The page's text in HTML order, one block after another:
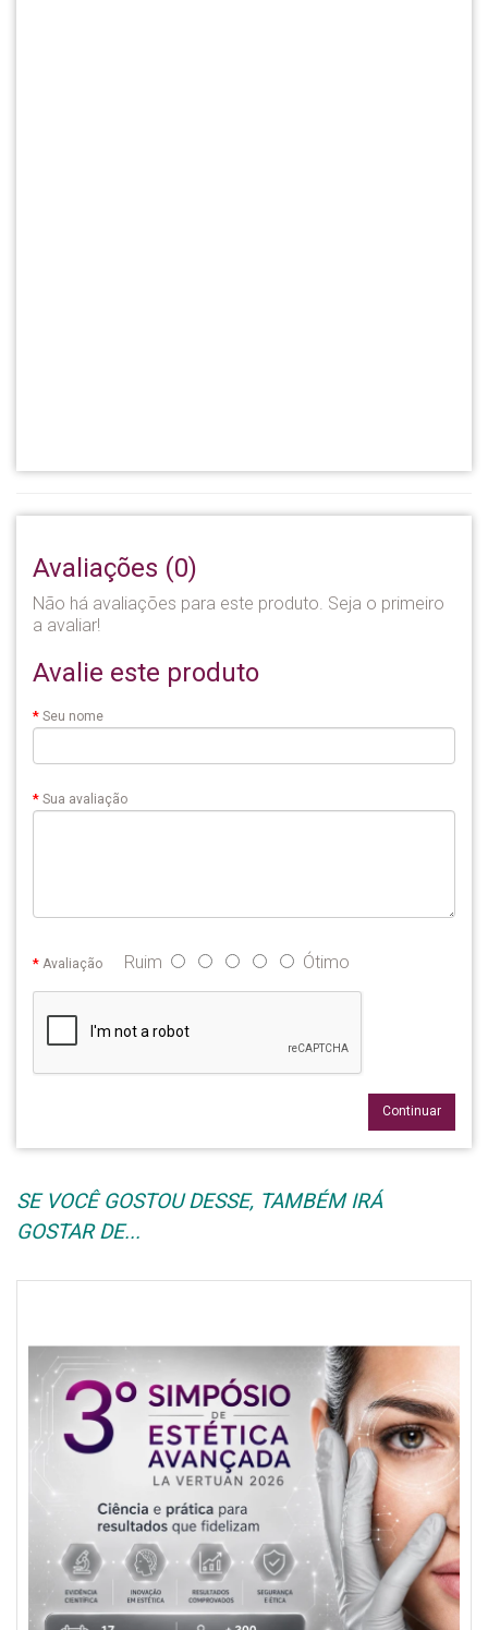
Avaliações (0)
Não há avaliações para este produto. Seja o primeiro
a avaliar!
Avalie este produto
Seu nome
Sua avaliação
Avaliação Ruim Ótimo
Continuar
SE VOCÊ GOSTOU DESSE, TAMBÉM IRÁ
GOSTAR DE...